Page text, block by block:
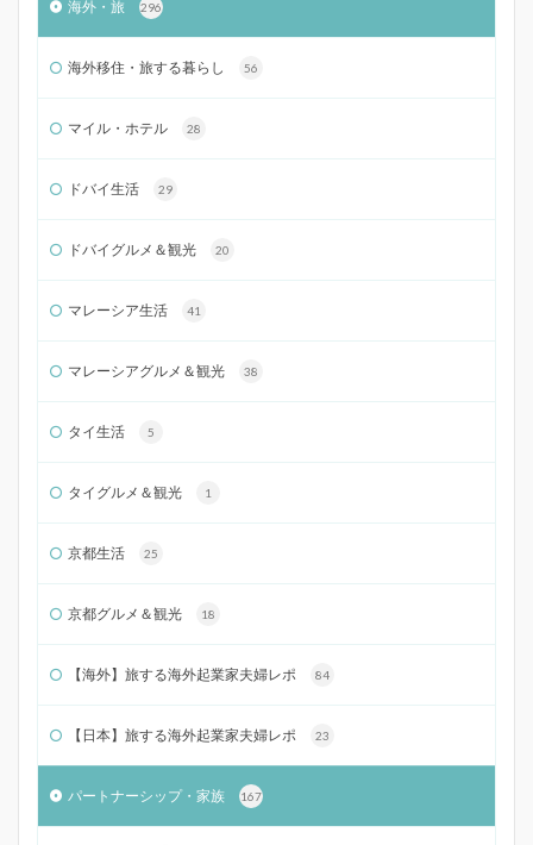
海外・旅 296
海外移住・旅する暮らし 56
マイル・ホテル 28
ドバイ生活 29
ドバイグルメ＆観光 20
マレーシア生活 41
マレーシアグルメ＆観光 38
タイ生活 5
タイグルメ＆観光 1
京都生活 25
京都グルメ＆観光 18
【海外】旅する海外起業家夫婦レポ 84
【日本】旅する海外起業家夫婦レポ 23
パートナーシップ・家族 167